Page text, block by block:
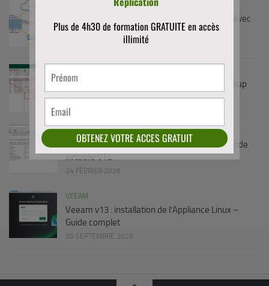
SÉCURITÉ
pfSense Failover : Cluster haute disponibilité avec
CARP et pfsync
Sauvegarde sur bande LTO avec Veeam Backup
24 FÉVRIER 2026
DIVERS/MICROSOFT/VEEAM
Comment mettre en place une librairie de bande
virtuelle VTL
24 FÉVRIER 2026
VEEAM
Veeam v13 : installation de l’Appliance Linux –
Guide complet
30 SEPTEMBRE 2025